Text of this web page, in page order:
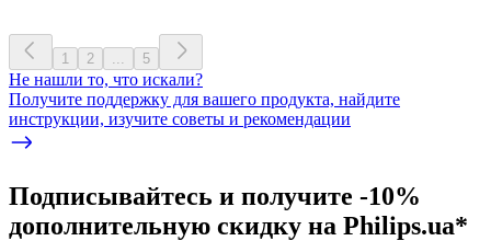
1 2 5
Не нашли то, что искали?
Получите поддержку для вашего продукта, найдите
инструкции, изучите советы и рекомендации
Подписывайтесь и получите -10%
дополнительную скидку на Philips.ua*